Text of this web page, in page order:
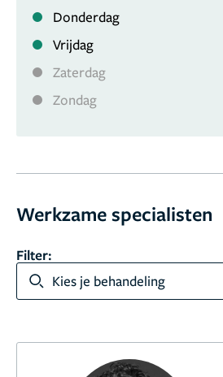
Donderdag
Vrijdag
Zaterdag
Zondag
Werkzame specialisten
Filter:
Kies je behandeling